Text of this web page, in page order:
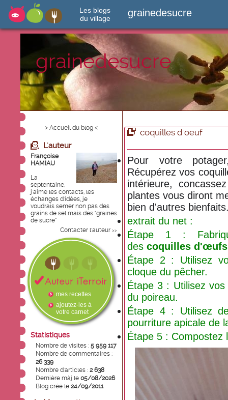
Les blogs
du village
grainedesucre
grainedesucre
> Accueil du blog <
L'auteur
Françoise
HAMIAU
La
septentaine,
j'aime les contacts, les
échanges d'idées, je
voudrais semer non pas des
grains de sel mais des "graines
de sucre"
Contacter l'auteur >>
mes recettes
ajoutez-les à
votre carnet
Statistiques
Nombre de visites : 5 959 117
Nombre de commentaires :
26 339
Nombre d'articles : 2 638
Dernière màj le 05/08/2026
Blog créé le 24/09/2011
coquilles d'oeuf
Pour votre
Récupérez vos
intérieure,
plantes vous diront
bien d'autres
extrait du net :
Étape 1 :
des coquilles d'œufs
Étape 2 : Utilisez
cloque du pêcher.
Étape 3 : Utilisez
du poireau.
Étape 4 : Utilisez
pourriture apicale de
Étape 5 : Compostez